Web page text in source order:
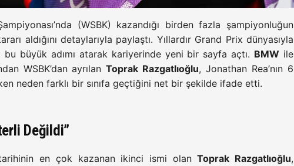
(WSBK) kazandığı birden fazla şampiyonluğun
aldığını detaylarıyla paylaştı. Yıllardır Grand Prix dünyasıyla
bu büyük adımı atarak kariyerinde yeni bir sayfa açtı. BMW ile
WSBK’dan ayrılanToprak Razgatlıoğlu, Jonathan Rea’nın 6
neden farklı bir sınıfa geçtiğini net bir şekilde ifade etti.
Değildi”
en çok kazanan ikinci ismi olanToprak Razgatlıoğlu,